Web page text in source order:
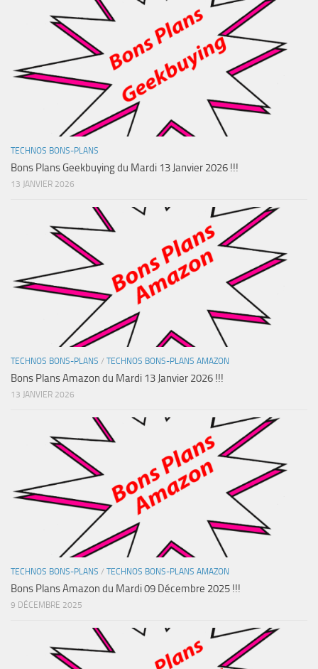
TECHNOS BONS-PLANS
Bons Plans Geekbuying du Mardi 13 Janvier 2026 !!!
13 JANVIER 2026
TECHNOS BONS-PLANS / TECHNOS BONS-PLANS AMAZON
Bons Plans Amazon du Mardi 13 Janvier 2026 !!!
13 JANVIER 2026
TECHNOS BONS-PLANS / TECHNOS BONS-PLANS AMAZON
Bons Plans Amazon du Mardi 09 Décembre 2025 !!!
9 DÉCEMBRE 2025